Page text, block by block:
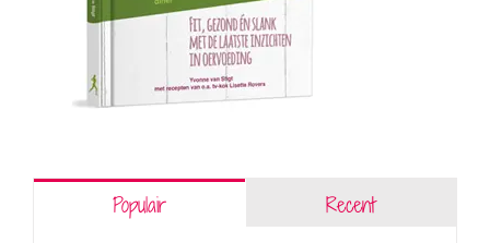
Populair Recent